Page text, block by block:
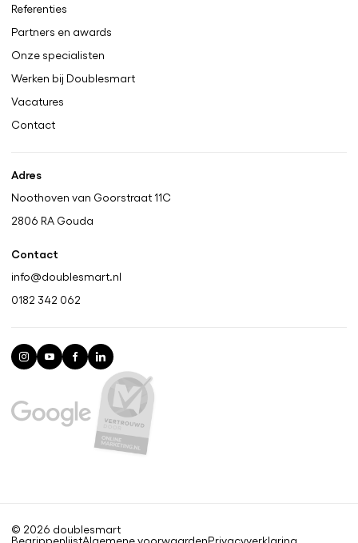
Referenties
Partners en awards
Onze specialisten
Werken bij Doublesmart
Vacatures
Contact
Adres
Noothoven van Goorstraat 11C
2806 RA Gouda
Contact
info@doublesmart.nl
0182 342 062
© 2026 doublesmart
BegrippenlijstAlgemene voorwaardenPrivacyverklaring